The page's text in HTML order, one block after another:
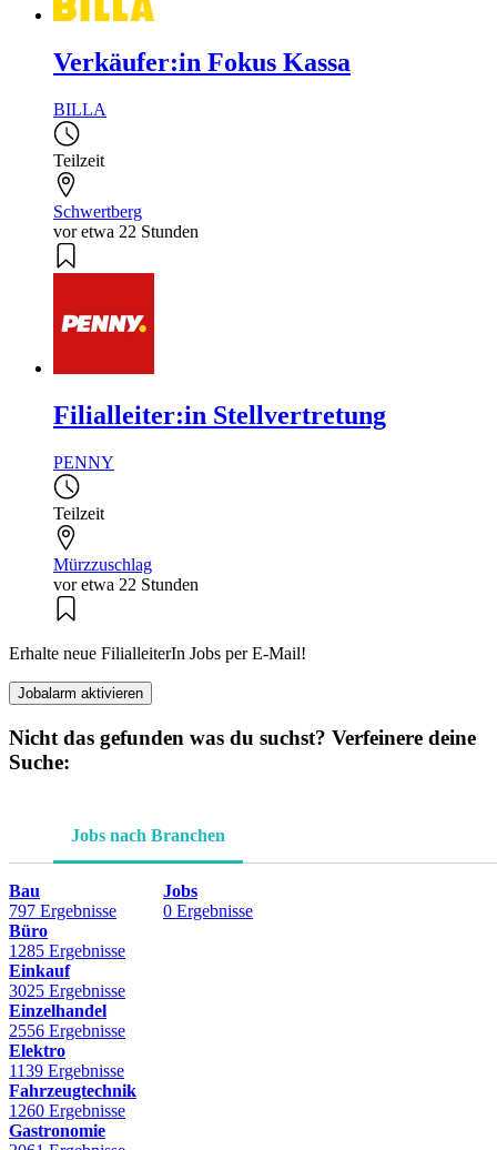
Verkäufer:in Fokus Kassa
BILLA
Teilzeit
Schwertberg
vor etwa 22 Stunden
Filialleiter:in Stellvertretung
PENNY
Teilzeit
Mürzzuschlag
vor etwa 22 Stunden
Erhalte neue FilialleiterIn Jobs per E-Mail!
Jobalarm aktivieren
Nicht das gefunden was du suchst? Verfeinere deine
Suche:
Jobs nach Branchen
Bau
797 Ergebnisse
Büro
1285 Ergebnisse
Einkauf
3025 Ergebnisse
Einzelhandel
2556 Ergebnisse
Elektro
1139 Ergebnisse
Fahrzeugtechnik
1260 Ergebnisse
Gastronomie
Jobs
0 Ergebnisse